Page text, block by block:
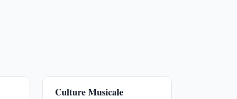
Culture Musicale